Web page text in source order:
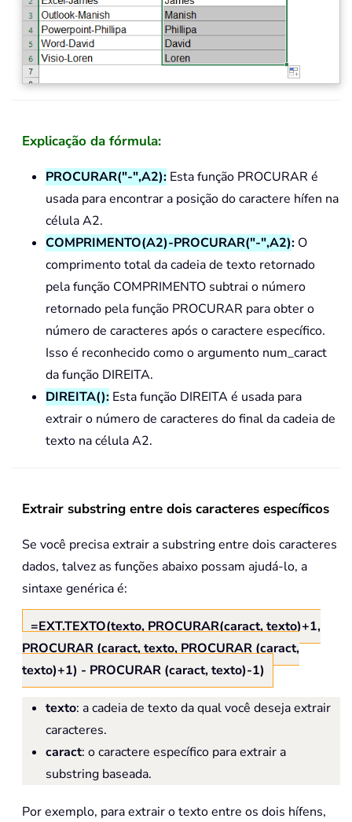
Explicação da fórmula:
PROCURAR("-",A2): Esta função PROCURAR é
usada para encontrar a posição do caractere hífen na
célula A2.
COMPRIMENTO(A2)-PROCURAR("-",A2): O
comprimento total da cadeia de texto retornado
pela função COMPRIMENTO subtrai o número
retornado pela função PROCURAR para obter o
número de caracteres após o caractere específico.
Isso é reconhecido como o argumento num_caract
da função DIREITA.
DIREITA(): Esta função DIREITA é usada para
extrair o número de caracteres do final da cadeia de
texto na célula A2.
Extrair substring entre dois caracteres específicos
Se você precisa extrair a substring entre dois caracteres
dados, talvez as funções abaixo possam ajudá-lo, a
sintaxe genérica é:
=EXT.TEXTO(texto, PROCURAR(caract, texto)+1,
PROCURAR (caract, texto, PROCURAR (caract,
texto)+1) - PROCURAR (caract, texto)-1)
texto: a cadeia de texto da qual você deseja extrair
caracteres.
caract: o caractere específico para extrair a
substring baseada.
Por exemplo, para extrair o texto entre os dois hífens,